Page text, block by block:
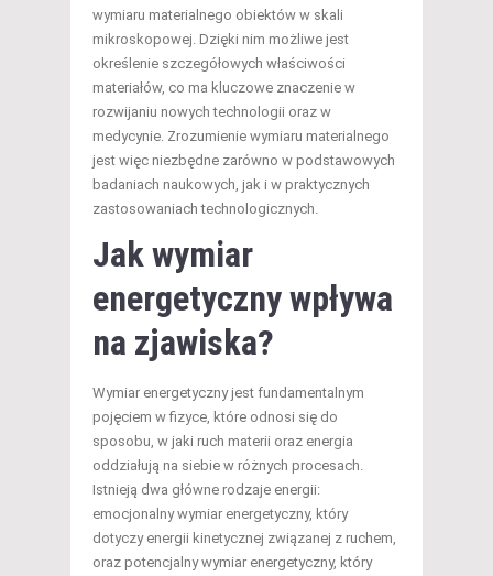
wymiaru materialnego obiektów w skali
mikroskopowej. Dzięki nim możliwe jest
określenie szczegółowych właściwości
materiałów, co ma kluczowe znaczenie w
rozwijaniu nowych technologii oraz w
medycynie. Zrozumienie wymiaru materialnego
jest więc niezbędne zarówno w podstawowych
badaniach naukowych, jak i w praktycznych
zastosowaniach technologicznych.
Jak wymiar
energetyczny wpływa
na zjawiska?
Wymiar energetyczny jest fundamentalnym
pojęciem w fizyce, które odnosi się do
sposobu, w jaki ruch materii oraz energia
oddziałują na siebie w różnych procesach.
Istnieją dwa główne rodzaje energii:
emocjonalny wymiar energetyczny, który
dotyczy energii kinetycznej związanej z ruchem,
oraz potencjalny wymiar energetyczny, który